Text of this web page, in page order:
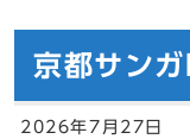
京都サン
2026年7月27日